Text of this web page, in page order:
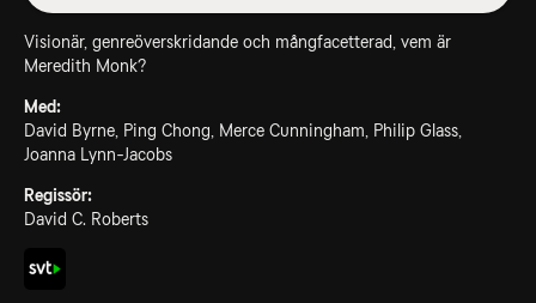
Visionär, genreöverskridande och mångfacetterad, vem är
Meredith Monk?
Med:
David Byrne, Ping Chong, Merce Cunningham, Philip Glass,
Joanna Lynn-Jacobs
Regissör:
David C. Roberts